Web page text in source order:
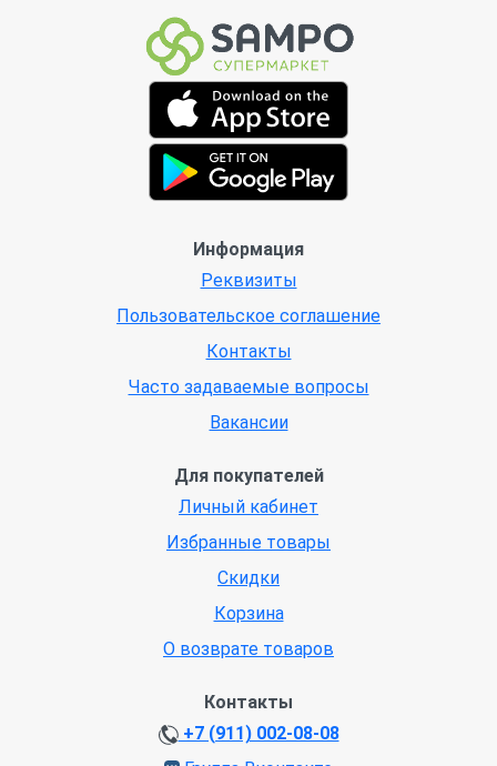
Информация
Реквизиты
Пользовательское соглашение
Контакты
Часто задаваемые вопросы
Вакансии
Для покупателей
Личный кабинет
Избранные товары
Скидки
Корзина
О возврате товаров
Контакты
+7 (911) 002-08-08